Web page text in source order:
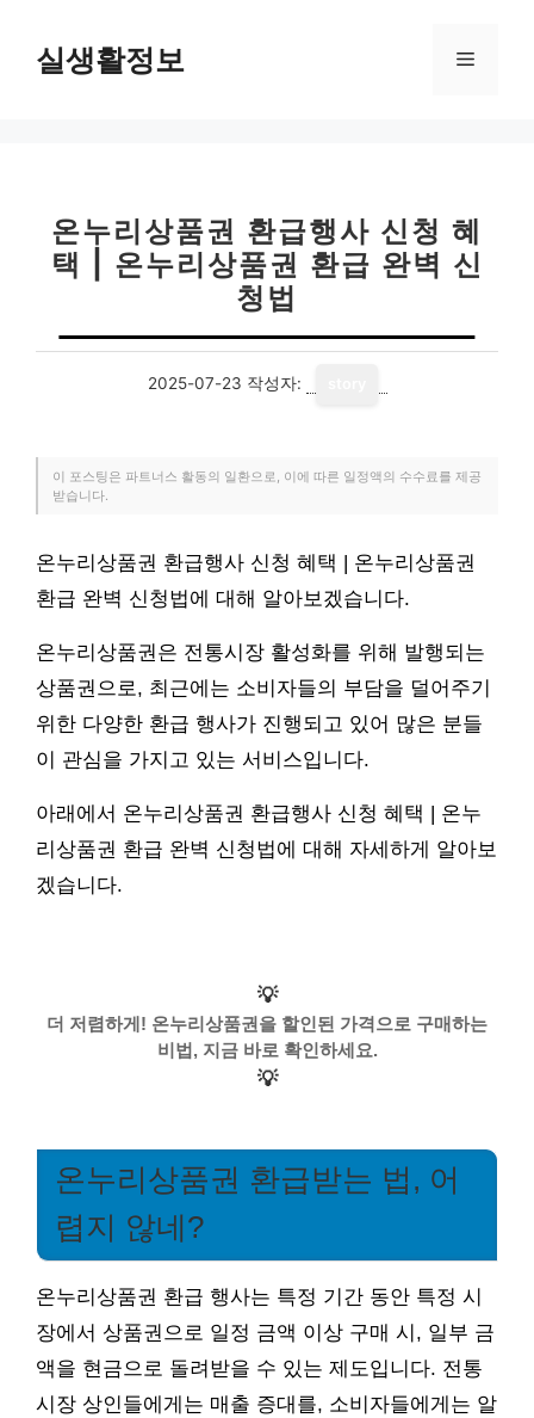
실생활정보 메
온누리상품권 환급행사 신청 혜
택 | 온누리상품권 환급 완벽 신
청법
2025-07-23 작성자:
이 포스팅은 파트너스 활동의 일환으로, 이에 따른 일정액의 수수료를 제공
받습니다.
온누리상품권 환급행사 신청 혜택 | 온누리상품권
환급 완벽 신청법에 대해 알아보겠습니다.
온누리상품권은 전통시장 활성화를 위해 발행되는
상품권으로, 최근에는 소비자들의 부담을 덜어주기
위한 다양한 환급 행사가 진행되고 있어 많은 분들
이 관심을 가지고 있는 서비스입니다.
아래에서 온누리상품권 환급행사 신청 혜택 | 온누
리상품권 환급 완벽 신청법에 대해 자세하게 알아보
겠습니다.
💡
더 저렴하게! 온누리상품권을 할인된 가격으로 구매하는
비법, 지금 바로 확인하세요.
💡
온누리상품권 환급받는 법, 어
렵지 않네?
온누리상품권 환급 행사는 특정 기간 동안 특정 시
장에서 상품권으로 일정 금액 이상 구매 시, 일부 금
액을 현금으로 돌려받을 수 있는 제도입니다. 전통
시장 상인들에게는 매출 증대를, 소비자들에게는 알